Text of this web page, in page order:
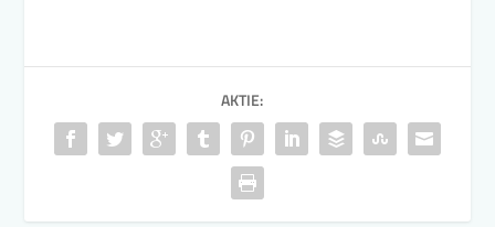
AKTIE: